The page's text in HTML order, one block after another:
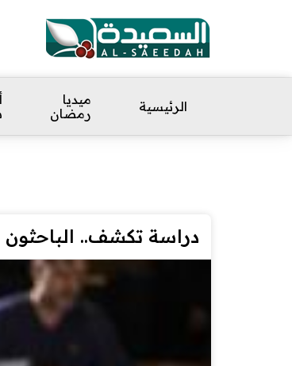
الرئيسية
ميديا
رمضان
دراسة تكشف.. الباحثون